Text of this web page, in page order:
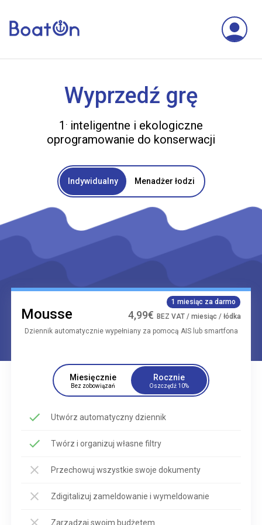
Wyprzedź grę
1 . inteligentne i ekologiczne
oprogramowanie do konserwacji
Indywidualny Menadżer łodzi
Mousse 4,99€ BEZ VAT / miesiąc / łódka
Dziennik automatycznie wypełniany za pomocą AIS lub smartfona
Miesięcznie
Bez zobowiązań
Rocznie
Oszczędź 10%
Utwórz automatyczny dziennik
Twórz i organizuj własne filtry
Przechowuj wszystkie swoje dokumenty
Zdigitalizuj zameldowanie i wymeldowanie
Zarządzaj swoim budżetem
1 miesiąc za darmo